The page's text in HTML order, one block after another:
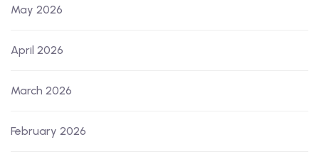
May 2026
April 2026
March 2026
February 2026